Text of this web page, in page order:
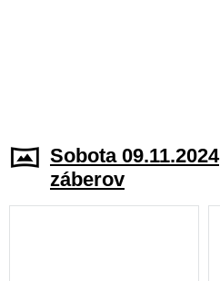
Sobota 09.11.2024
záberov